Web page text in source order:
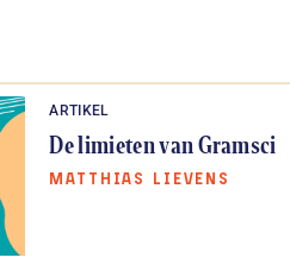
ARTIKEL
De limieten van Gramsci
MATTHIAS LIEVENS